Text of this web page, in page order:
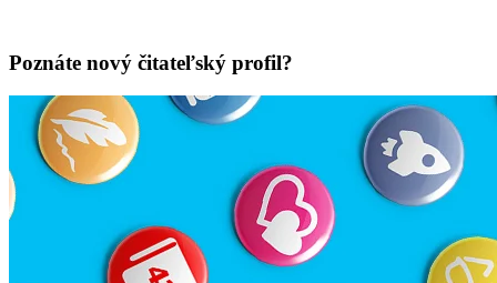
Poznáte nový čitateľský profil?